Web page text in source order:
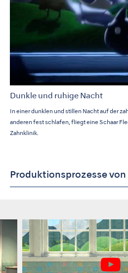
Dunkle und ruhige Nacht
In einer dunklen und stillen Nacht auf der
anderen fest schlafen, fliegt eine Schaar
Zahnklinik.
Produktionsprozesse von